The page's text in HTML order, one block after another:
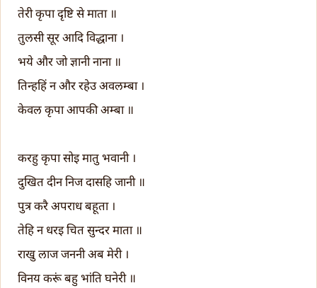
तेरी कृपा दृष्टि से माता ॥
तुलसी सूर आदि विद्धाना ।
भये और जो ज्ञानी नाना ॥
तिन्हहिं न और रहेउ अवलम्बा ।
केवल कृपा आपकी अम्बा ॥
करहु कृपा सोइ मातु भवानी ।
दुखित दीन निज दासहि जानी ॥
पुत्र करै अपराध बहूता ।
तेहि न धरइ चित सुन्दर माता ॥
राखु लाज जननी अब मेरी ।
विनय करूं बहु भांति घनेरी ॥